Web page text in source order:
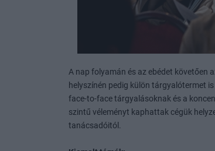
A nap folyamán és az ebédet követően
helyszínén pedig külön tárgyalótermet
face-to-face tárgyalásoknak és a
szintű véleményt kaphattak cégük
tanácsadóitól.